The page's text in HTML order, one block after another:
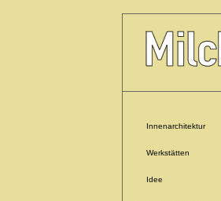
Innenarchitektur
Werkstätten
Idee